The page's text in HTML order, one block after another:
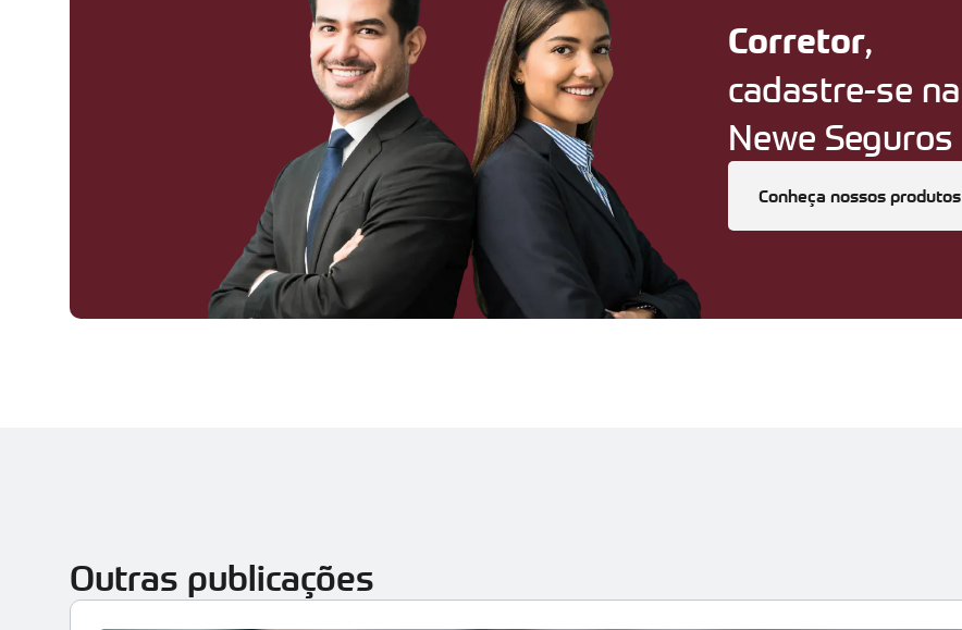
Corretor,
cadastre-se na
Newe Seguros
Conheça nossos produtos
Outras publicações